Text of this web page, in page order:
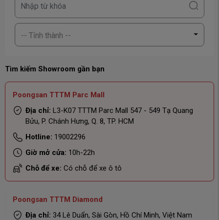
-- Tỉnh thành --
Tìm kiếm Showroom gần bạn
Poongsan TTTM Parc Mall
Địa chỉ: L3-K07 TTTM Parc Mall 547 - 549 Tạ Quang
Bửu, P. Chánh Hưng, Q. 8, TP. HCM
Hotline: 19002296
Giờ mở cửa: 10h-22h
Chỗ để xe: Có chỗ để xe ô tô
Poongsan TTTM Diamond
Địa chỉ: 34 Lê Duẩn, Sài Gòn, Hồ Chí Minh, Việt Nam